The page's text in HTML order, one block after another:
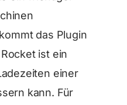
das Plugin
ist ein
einer
kann. Für